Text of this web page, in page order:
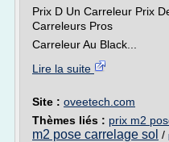
Prix D Un Carreleur Prix
Carreleurs Pros
Carreleur Au Black...
Lire la suite
Site : oveetech.com
Thèmes liés : prix m2
m2 pose carrelage sol /